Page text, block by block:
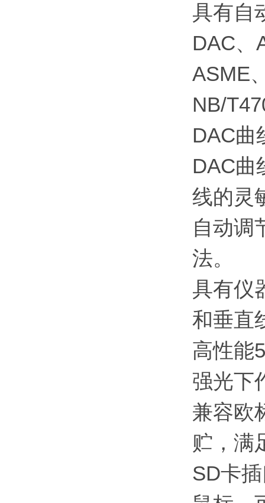
具有自
DAC、
ASME
NB/
DAC曲
DAC曲
线的灵
自动调
法。
具有仪
和垂直
高性能
强光下
兼容欧
贮，满
SD卡